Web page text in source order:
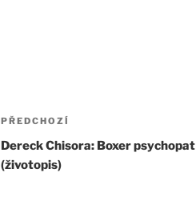
Navigace
pro
příspěvek
Předchozí
příspěvek
PŘEDCHOZÍ
Dereck Chisora: Boxer psychopat
(životopis)